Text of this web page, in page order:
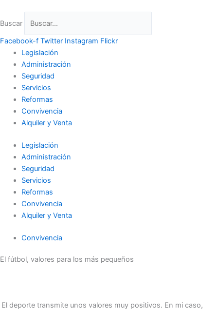
contenido
Buscar
Facebook-f Twitter Instagram Flickr
Legislación
Administración
Seguridad
Servicios
Reformas
Convivencia
Alquiler y Venta
Legislación
Administración
Seguridad
Servicios
Reformas
Convivencia
Alquiler y Venta
Convivencia
El fútbol, valores para los más pequeños
El deporte transmite unos valores muy positivos. En mi caso,